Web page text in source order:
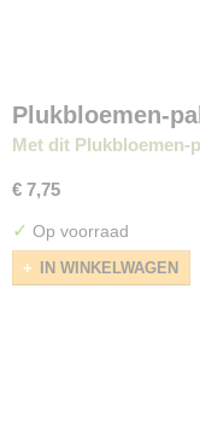
Plukbloemen-
Met dit Plukbloemen-
€ 7,75
✓ Op voorraad
IN WINKELWAGEN